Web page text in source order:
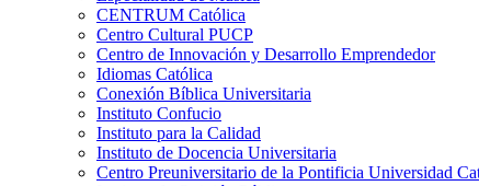
CENTRUM Católica
Centro Cultural PUCP
Centro de Innovación y Desarrollo Emprendedor
Idiomas Católica
Conexión Bíblica Universitaria
Instituto Confucio
Instituto para la Calidad
Instituto de Docencia Universitaria
Centro Preuniversitario de la Pontificia Universidad